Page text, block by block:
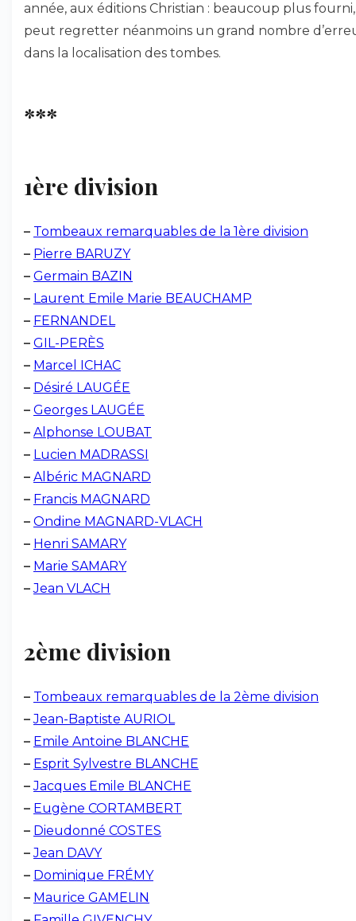
année, aux éditions Christian : beaucoup plus
peut regretter néanmoins un grand nombre
dans la localisation des tombes.
***
1ère division
– Tombeaux remarquables de la 1ère division
– Pierre BARUZY
– Germain BAZIN
– Laurent Emile Marie BEAUCHAMP
– FERNANDEL
– GIL-PERÈS
– Marcel ICHAC
– Désiré LAUGÉE
– Georges LAUGÉE
– Alphonse LOUBAT
– Lucien MADRASSI
– Albéric MAGNARD
– Francis MAGNARD
– Ondine MAGNARD-VLACH
– Henri SAMARY
– Marie SAMARY
– Jean VLACH
2ème division
– Tombeaux remarquables de la 2ème division
– Jean-Baptiste AURIOL
– Emile Antoine BLANCHE
– Esprit Sylvestre BLANCHE
– Jacques Emile BLANCHE
– Eugène CORTAMBERT
– Dieudonné COSTES
– Jean DAVY
– Dominique FRÉMY
– Maurice GAMELIN